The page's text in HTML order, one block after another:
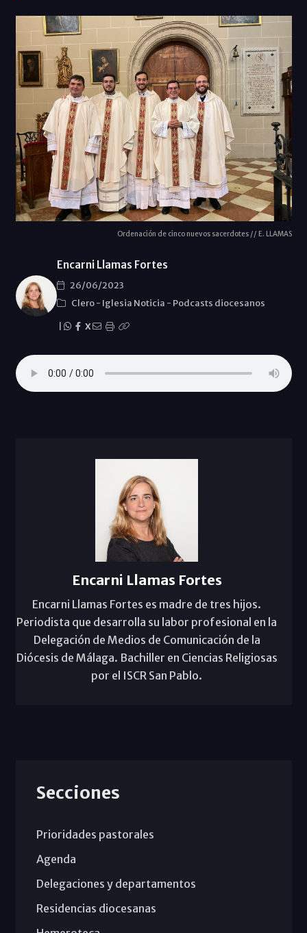
Ordenación de cinco nuevos sacerdotes // E. LLAMAS
Encarni Llamas Fortes
26/06/2023
Clero- Iglesia Noticia - Podcasts diocesanos
X
Encarni Llamas Fortes
Encarni Llamas Fortes es madre de tres hijos.
Periodista que desarrolla su labor profesional en la
Delegación de Medios de Comunicación de la
Diócesis de Málaga. Bachiller en Ciencias Religiosas
por el ISCR San Pablo.
Secciones
Prioridades pastorales
Agenda
Delegaciones y departamentos
Residencias diocesanas